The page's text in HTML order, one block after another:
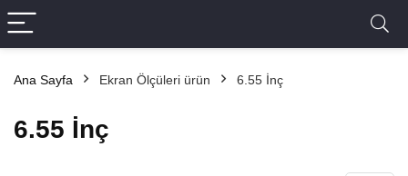
Ana Sayfa Ekran Ölçüleri ürün 6.55 İnç
6.55 İnç